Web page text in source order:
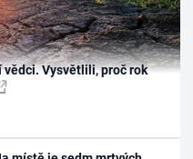
vědci. Vysvětlili, proč rok